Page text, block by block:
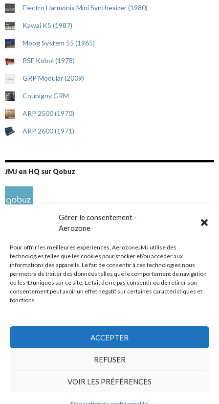
Gérer le consentement -
Aerozone
Pour offrir les meilleures expériences, AerozoneJMJ utilise des
technologies telles que les cookies pour stocker et/ou accéder aux
informations des appareils. Le fait de consentir à ces technologies nous
permettra de traiter des données telles que le comportement de navigation
ou les ID uniques sur ce site. Le fait de ne pas consentir ou de retirer son
consentement peut avoir un effet négatif sur certaines caractéristiques et
fonctions.
ACCEPTER
REFUSER
VOIR LES PRÉFÉRENCES
Electro Harmonix Mini Synthesizer (1980)
Kawai K5 (1987)
Moog System 55 (1965)
RSF Kobol (1978)
GRP Modular (2009)
Coupigny GRM
ARP 2500 (1970)
ARP 2600 (1971)
JMJ en HQ sur Qobuz
Réseaux sociaux
© Mars 2006-Août 2026